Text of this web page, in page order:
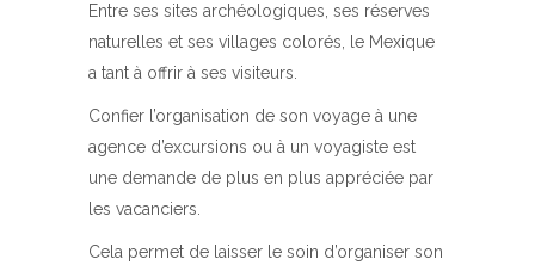
Entre ses sites archéologiques, ses réserves
naturelles et ses villages colorés, le Mexique
a tant à offrir à ses visiteurs.
Confier l’organisation de son voyage à une
agence d’excursions ou à un voyagiste est
une demande de plus en plus appréciée par
les vacanciers.
Cela permet de laisser le soin d’organiser son